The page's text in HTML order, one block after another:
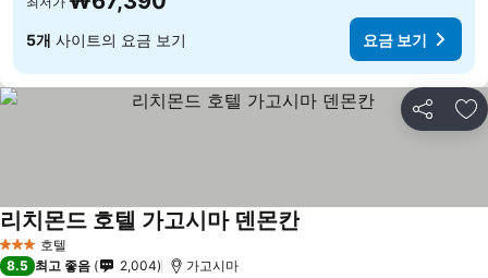
5개 사이트의 요금 보기 요금 보기
공유 즐
3 성급 호텔
리치몬드 호텔 가고시마 덴몬칸
8.5 최고 좋음 2,004 가고시마